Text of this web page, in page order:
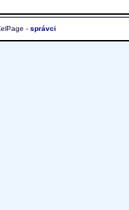
- správci